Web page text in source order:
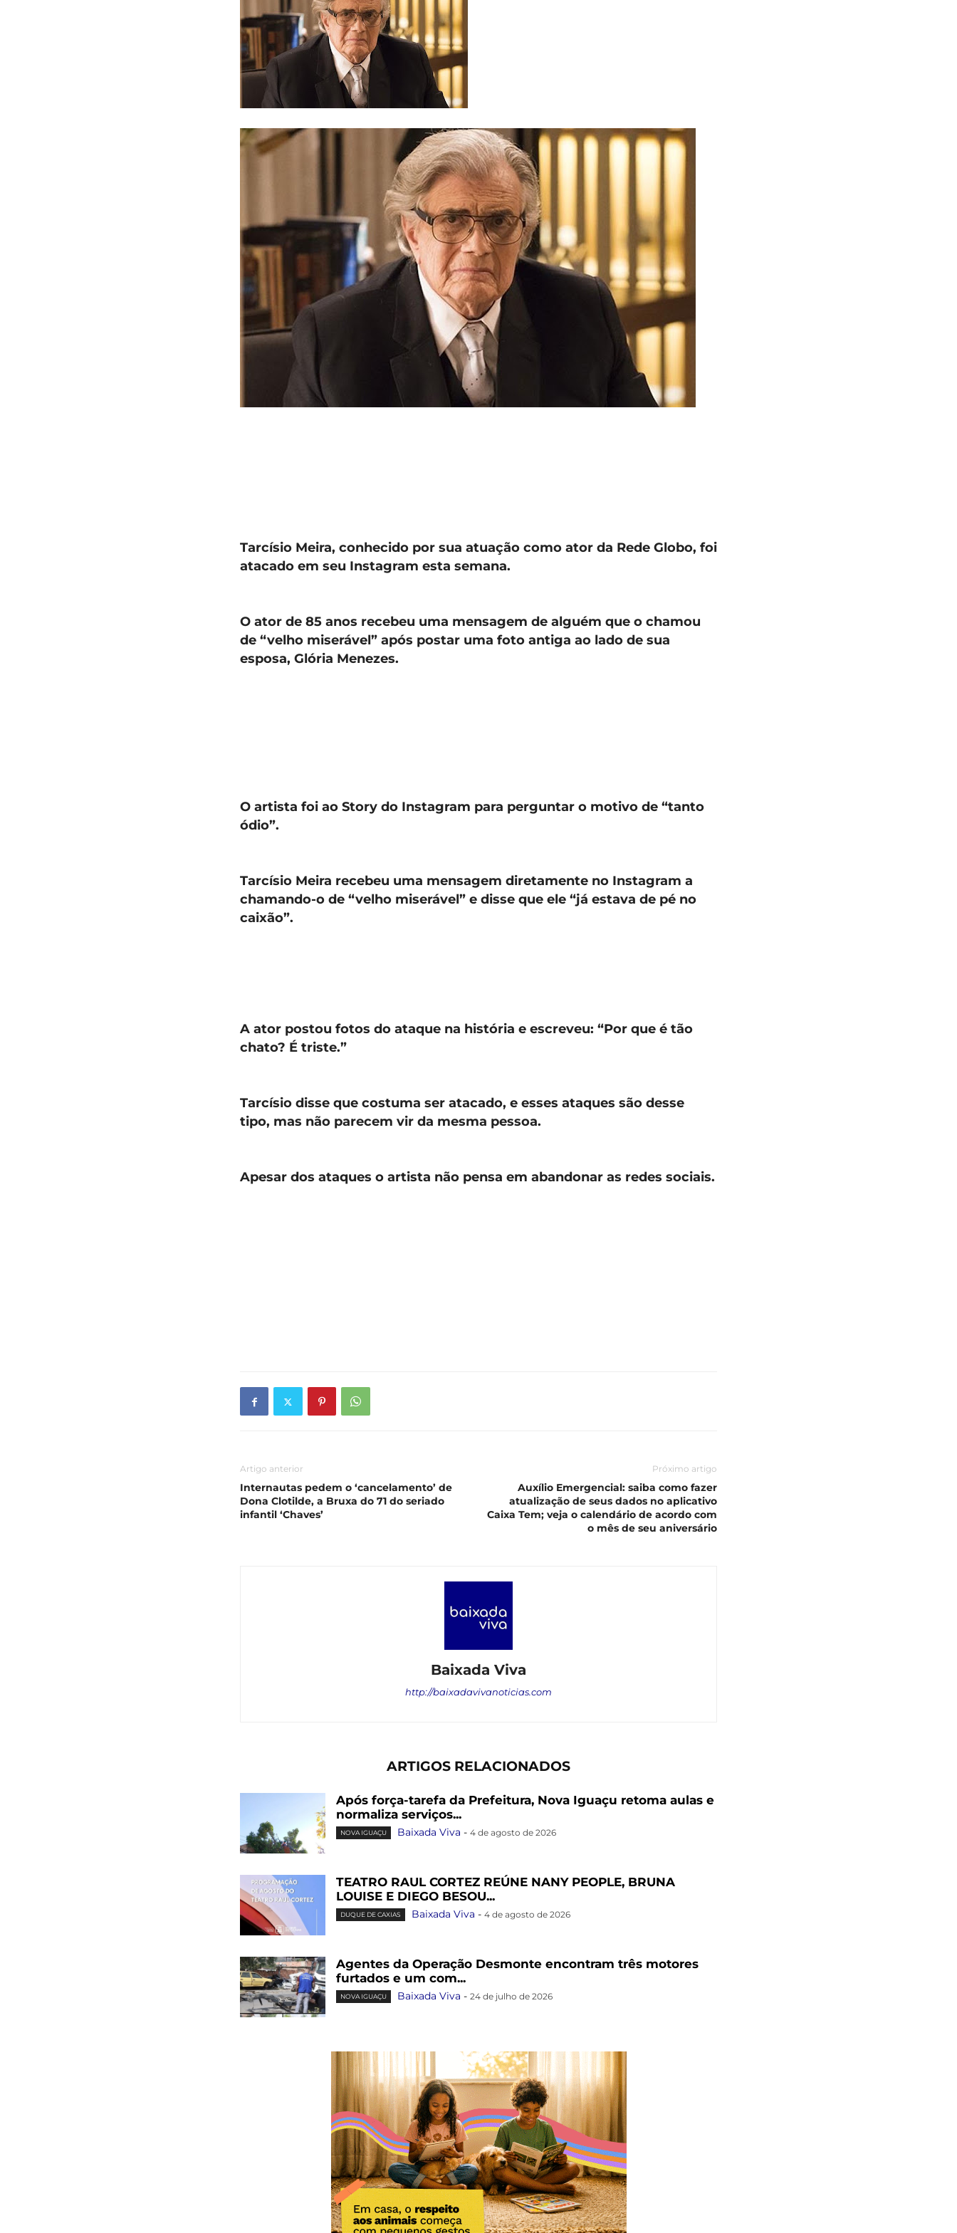
Tarcísio Meira, conhecido por sua atuação como ator da Rede Globo, foi
atacado em seu Instagram esta semana.
O ator de 85 anos recebeu uma mensagem de alguém que o chamou
de “velho miserável” após postar uma foto antiga ao lado de sua
esposa, Glória Menezes.
O artista foi ao Story do Instagram para perguntar o motivo de “tanto
ódio”.
Tarcísio Meira recebeu uma mensagem diretamente no Instagram a
chamando-o de “velho miserável” e disse que ele “já estava de pé no
caixão”.
A ator postou fotos do ataque na história e escreveu: “Por que é tão
chato? É triste.”
Tarcísio disse que costuma ser atacado, e esses ataques são desse
tipo, mas não parecem vir da mesma pessoa.
Apesar dos ataques o artista não pensa em abandonar as redes sociais.
Artigo anterior
Internautas pedem o ‘cancelamento’ de
Dona Clotilde, a Bruxa do 71 do seriado
infantil ‘Chaves’
Próximo artigo
Auxílio Emergencial: saiba como fazer
atualização de seus dados no aplicativo
Caixa Tem; veja o calendário de acordo com
o mês de seu aniversário
Baixada Viva
http://baixadavivanoticias.com
ARTIGOS RELACIONADOS
Após força-tarefa da Prefeitura, Nova Iguaçu retoma aulas e
normaliza serviços...
NOVA IGUAÇU Baixada Viva - 4 de agosto de 2026
TEATRO RAUL CORTEZ REÚNE NANY PEOPLE, BRUNA
LOUISE E DIEGO BESOU...
DUQUE DE CAXIAS Baixada Viva - 4 de agosto de 2026
Agentes da Operação Desmonte encontram três motores
furtados e um com...
NOVA IGUAÇU Baixada Viva - 24 de julho de 2026